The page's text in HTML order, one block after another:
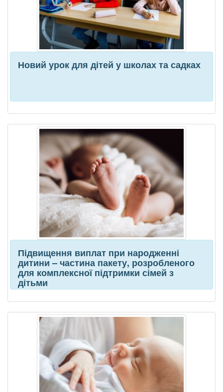
Новий урок для дітей у школах та садках
Підвищення виплат при народженні
дитини – частина пакету, розробленого
для комплексної підтримки сімей з
дітьми